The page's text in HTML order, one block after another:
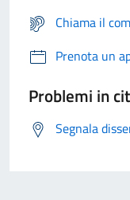
Chiama il
Prenota un
Problemi in
Segnala